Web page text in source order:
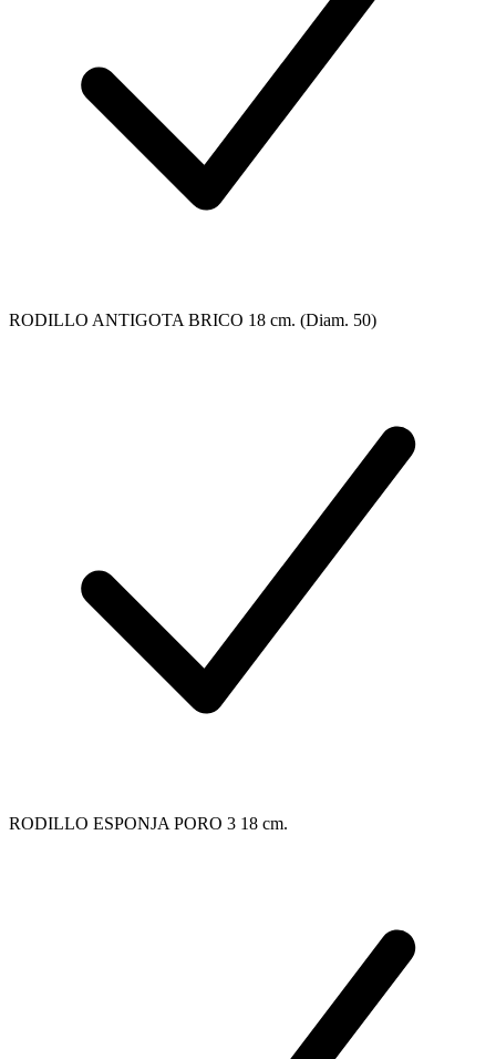
RODILLO ANTIGOTA BRICO 18 cm. (Diam. 50)
RODILLO ESPONJA PORO 3 18 cm.